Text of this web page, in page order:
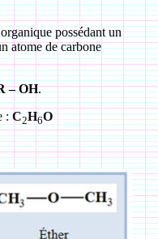
possédant un
atome de carbone
– OH.
:C2H6O